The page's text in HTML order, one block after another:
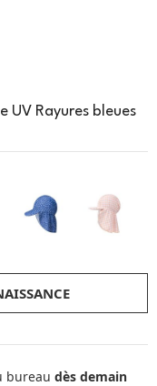
UV Rayures bleues
bureau dès demain